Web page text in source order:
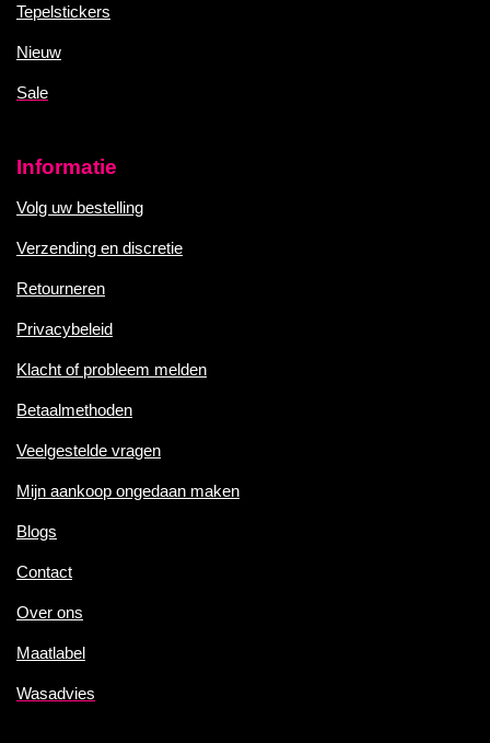
Tepelstickers
Nieuw
Sale
Informatie
Volg uw bestelling
Verzending en discretie
Retourneren
Privacybeleid
Klacht of probleem melden
Betaalmethoden
Veelgestelde vragen
Mijn aankoop ongedaan maken
Blogs
Contact
Over ons
Maatlabel
Wasadvies